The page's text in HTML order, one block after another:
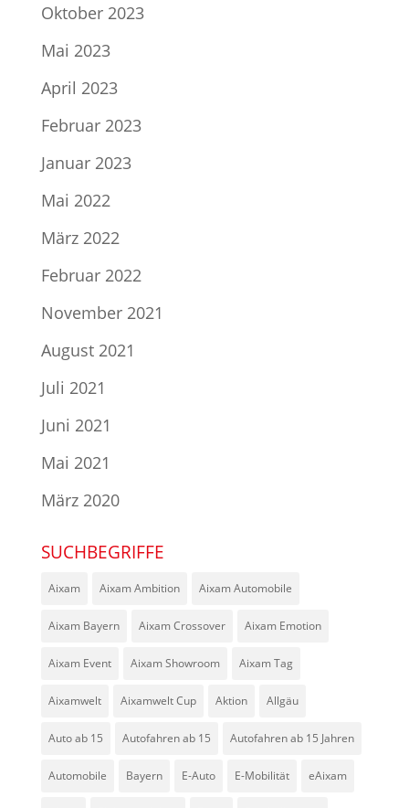
Oktober 2023
Mai 2023
April 2023
Februar 2023
Januar 2023
Mai 2022
März 2022
Februar 2022
November 2021
August 2021
Juli 2021
Juni 2021
Mai 2021
März 2020
SUCHBEGRIFFE
Aixam Aixam Ambition Aixam Automobile
Aixam Bayern Aixam Crossover Aixam Emotion
Aixam Event Aixam Showroom Aixam Tag
Aixamwelt Aixamwelt Cup Aktion Allgäu
Auto ab 15 Autofahren ab 15 Autofahren ab 15 Jahren
Automobile Bayern E-Auto E-Mobilität eAixam